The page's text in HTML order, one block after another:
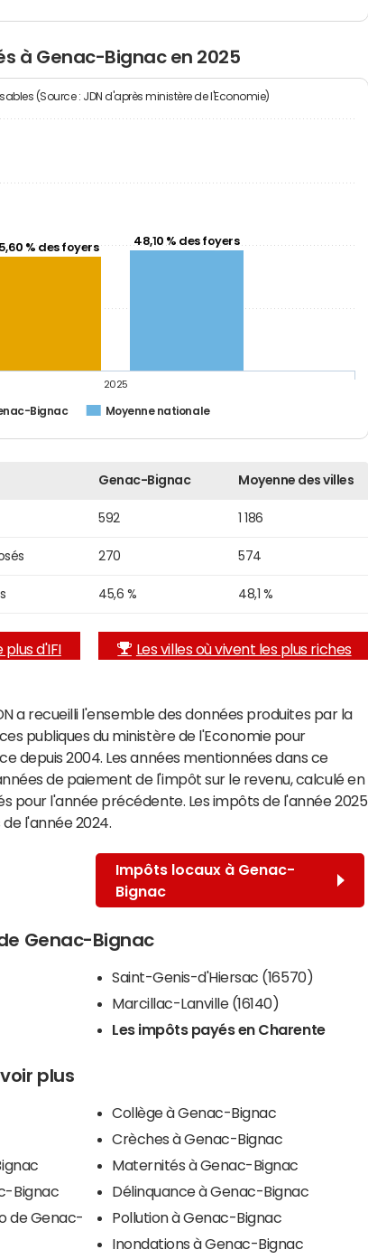
à Genac-Bignac en 2025
(Source : JDN d'après ministère de l'Economie)
% des foyers 48,10 % des foyers
Bignac Moyenne nationale
2025
Genac-Bignac Moyenne des villes
592 1 186
270 574
45,6 % 48,1 %
plus d'IFI Les villes où vivent les plus riches
a recueilli l'ensemble des données produites par la
publiques du ministère de l'Economie pour
depuis 2004. Les années mentionnées dans ce
de paiement de l'impôt sur le revenu, calculé en
pour l'année précédente. Les impôts de l'année 2025
l'année 2024.
Impôts locaux à Genac-
Bignac
Genac-Bignac
Saint-Genis-d'Hiersac (16570)
Marcillac-Lanville (16140)
Les impôts payés en Charente
plus
Bignac
de Genac-
Collège à Genac-Bignac
Crèches à Genac-Bignac
Maternités à Genac-Bignac
Délinquance à Genac-Bignac
Pollution à Genac-Bignac
Inondations à Genac-Bignac